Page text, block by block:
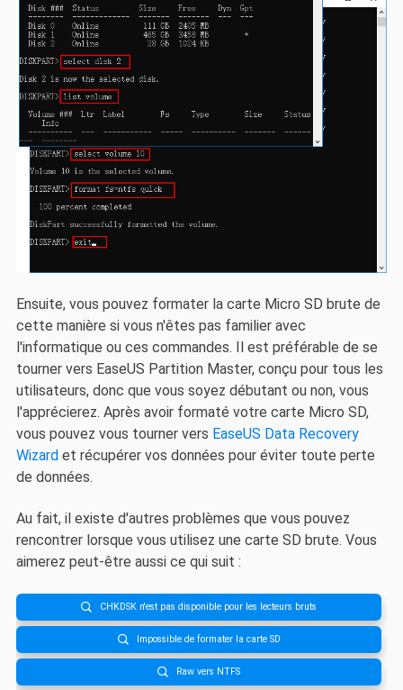
Ensuite, vous pouvez formater la carte Micro SD brute de
cette manière si vous n'êtes pas familier avec
l'informatique ou ces commandes. Il est préférable de se
tourner vers EaseUS Partition Master, conçu pour tous les
utilisateurs, donc que vous soyez débutant ou non, vous
l'apprécierez. Après avoir formaté votre carte Micro SD,
vous pouvez vous tourner vers EaseUS Data Recovery
Wizardet récupérer vos données pour éviter toute perte
de données.
Au fait, il existe d'autres problèmes que vous pouvez
rencontrer lorsque vous utilisez une carte SD brute. Vous
aimerez peut-être aussi ce qui suit :
 CHKDSK n'est pas disponible pour les lecteurs bruts
 Impossible de formater la carte SD
 Raw vers NTFS